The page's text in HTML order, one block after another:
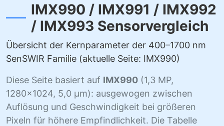
IMX990 / IMX991 / IMX992
/ IMX993 Sensorvergleich
Übersicht der Kernparameter der 400–1700 nm
SenSWIR Familie (aktuelle Seite: IMX990)
Diese Seite basiert auf IMX990 (1,3 MP,
1280×1024, 5,0 µm): ausgewogen zwischen
Auflösung und Geschwindigkeit bei größeren
Pixeln für höhere Empfindlichkeit. Die Tabelle